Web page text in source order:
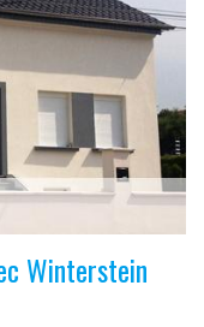
Winterstein